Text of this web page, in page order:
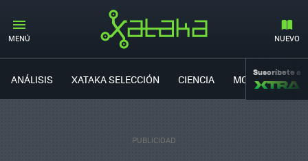
MENÚ NUEVO
ANÁLISIS XATAKA SELECCIÓN CIENCIA MOVILIDAD
Suscríbete a